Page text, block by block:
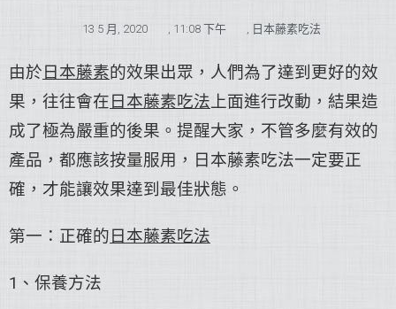
13 5 月, 2020 , 11:08 下午 , 日本藤素吃法
由於 日本藤素的效果出眾，人們為了達到更好的效
果，往往會在 日本藤素吃法上面進行改動，結果造
成了極為嚴重的後果。提醒大家，不管多麼有效的
產品，都應該按量服用，日本藤素吃法一定要正
確，才能讓效果達到最佳狀態。
第一：正確的 日本藤素吃法
1、保養方法